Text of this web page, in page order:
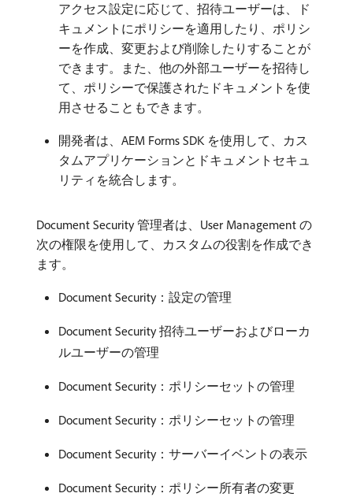
アクセス設定に応じて、招待ユーザーは、ド
キュメントにポリシーを適用したり、ポリシ
ーを作成、変更および削除したりすることが
できます。また、他の外部ユーザーを招待し
て、ポリシーで保護されたドキュメントを使
用させることもできます。
開発者は、AEM Forms SDK を使用して、カス
タムアプリケーションとドキュメントセキュ
リティを統合します。
Document Security 管理者は、User Management の
次の権限を使用して、カスタムの役割を作成でき
ます。
Document Security：設定の管理
Document Security 招待ユーザーおよびローカ
ルユーザーの管理
Document Security：ポリシーセットの管理
Document Security：ポリシーセットの管理
Document Security：サーバーイベントの表示
Document Security：ポリシー所有者の変更